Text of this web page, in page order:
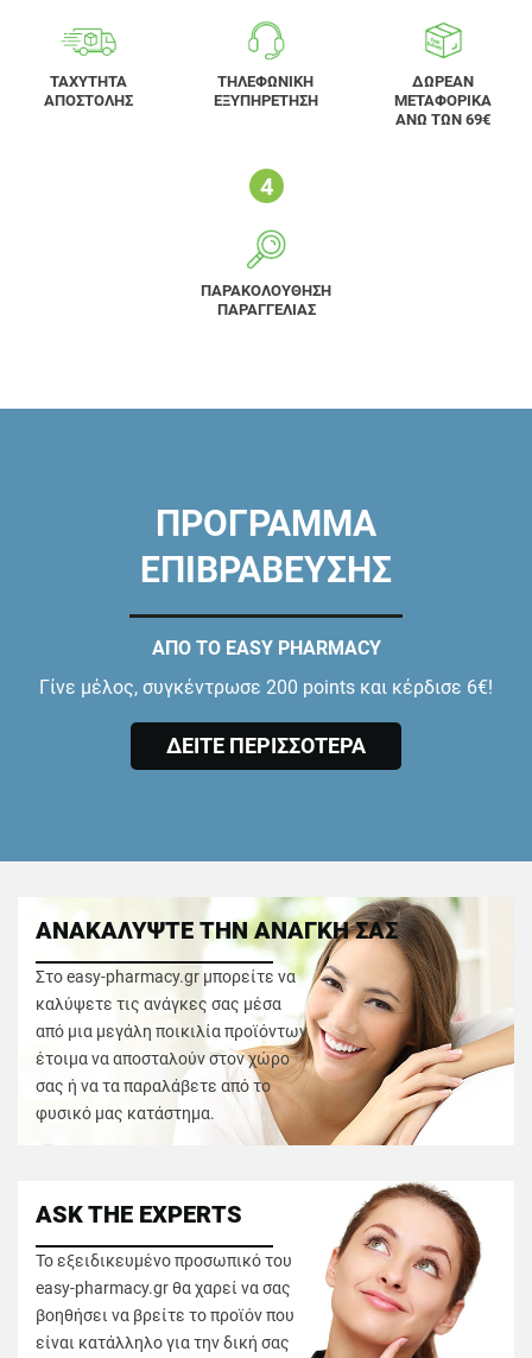
ΤΑΧΥΤΗΤΑ
ΑΠΟΣΤΟΛΗΣ
ΤΗΛΕΦΩΝΙΚΗ
ΕΞΥΠΗΡΕΤΗΣΗ
ΔΩΡΕΑΝ
ΜΕΤΑΦΟΡΙΚΑ
ΑΝΩ ΤΩΝ 69€
ΠΑΡΑΚΟΛΟΥΘΗΣΗ
ΠΑΡΑΓΓΕΛΙΑΣ
ΠΡΟΓΡΑΜΜΑ
ΕΠΙΒΡΑΒΕΥΣΗΣ
ΑΠΟ ΤΟ EASY PHARMACY
Γίνε μέλος, συγκέντρωσε 200 points και κέρδισε 6€!
ΔΕΙΤΕ ΠΕΡΙΣΣΟΤΕΡΑ
ΑΝΑΚΑΛΥΨΤΕ ΤΗΝ ΑΝΑΓΚΗ ΣΑΣ
Στο easy-pharmacy.gr μπορείτε να
καλύψετε τις ανάγκες σας μέσα
από μια μεγάλη ποικιλία προϊόντων
έτοιμα να αποσταλούν στον χώρο
σας ή να τα παραλάβετε από το
φυσικό μας κατάστημα.
ASK THE EXPERTS
Το εξειδικευμένο προσωπικό του
easy-pharmacy.gr θα χαρεί να σας
βοηθήσει να βρείτε το προϊόν που
είναι κατάλληλο για την δική σας